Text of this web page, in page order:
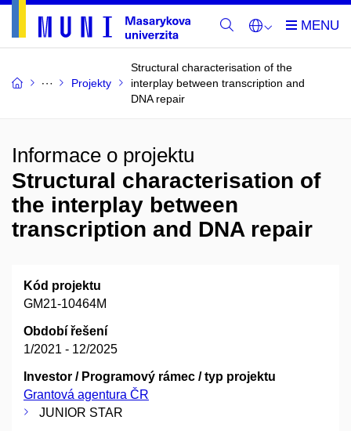
Projekty
Structural characterisation of the
interplay between transcription and
DNA repair
Informace o projektu
Structural characterisation of
the interplay between
transcription and DNA repair
Kód projektu
GM21-10464M
Období řešení
1/2021 - 12/2025
Investor / Programový rámec / typ projektu
Grantová agentura ČR
JUNIOR STAR